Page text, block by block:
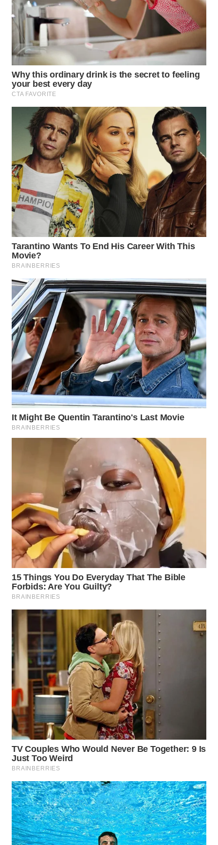
WN
CIANJUR
WN
KEPULAUAN
SERIBU
TANGERANG
WN
BINJAI
WN
CIREBON
WN
INDRAMAYU
WN
KUNINGAN
WN
MAJALENGKA
WN
SUBANG
WN
SUKABUMI
WN
PURWAKARTA
WN
PRIANGAN
WN
SOLO
WN
BOROBUDUR
WN
MADURA
WN
WN
NATUNA
WN
BINTAN
WN
MANDALIKA
WN
LIKUPANG
WN
LABUANBAJO
WN
BORNEO